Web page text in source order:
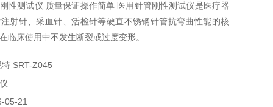
性测试仪 质量保证操作简单 医用针管刚性测试仪是医疗器
射针、采血针、活检针等硬直不锈钢针管抗弯曲性能的核
临床使用中不发生断裂或过度变形。
SRT-Z045
05-21